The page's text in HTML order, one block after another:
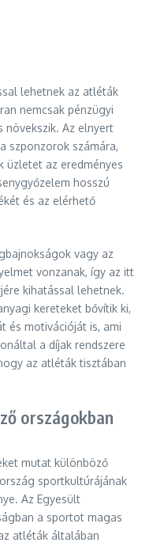
lehetnek az atléták
nemcsak pénzügyi
növekszik. Az elnyert
szponzorok számára,
üzletet az eredményes
hosszú
és az elérhető
vagy az
vonzanak, így az itt
kihatással lehetnek.
kereteket bővítik ki,
és motivációját is, ami
a díjak rendszere
az atléták tisztában
országokban
mutat különböző
sportkultúrájának
Az Egyesült
a sportot magas
atléták általában